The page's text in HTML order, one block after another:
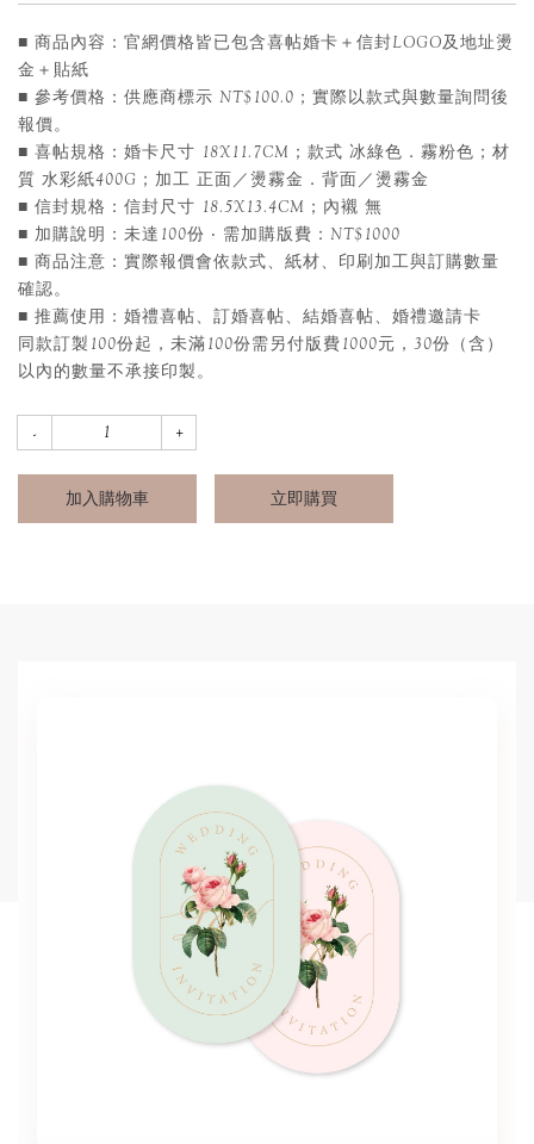
■ 商品內容：官網價格皆已包含喜帖婚卡＋信封LOGO及地址燙
金＋貼紙
■ 參考價格：供應商標示 NT$100.0；實際以款式與數量詢問後
報價。
■ 喜帖規格：婚卡尺寸 18X11.7CM；款式 冰綠色．霧粉色；材
質 水彩紙400G；加工 正面／燙霧金．背面／燙霧金
■ 信封規格：信封尺寸 18.5X13.4CM；內襯 無
■ 加購說明：未達100份 ‧ 需加購版費：NT$1000
■ 商品注意：實際報價會依款式、紙材、印刷加工與訂購數量
確認。
■ 推薦使用：婚禮喜帖、訂婚喜帖、結婚喜帖、婚禮邀請卡
同款訂製100份起，未滿100份需另付版費1000元，30份（含）
以內的數量不承接印製。
加入購物車 立即購買